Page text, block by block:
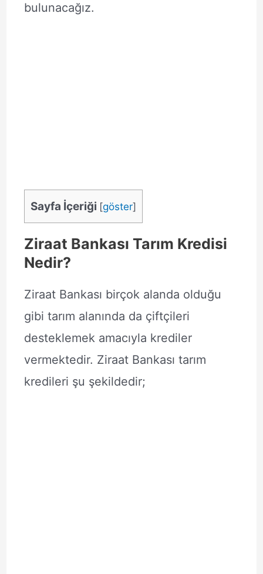
bulunacağız.
Sayfa İçeriği [göster]
Ziraat Bankası Tarım Kredisi
Nedir?
Ziraat Bankası birçok alanda olduğu
gibi tarım alanında da çiftçileri
desteklemek amacıyla krediler
vermektedir. Ziraat Bankası tarım
kredileri şu şekildedir;